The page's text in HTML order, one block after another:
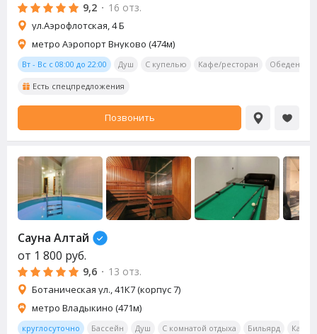
9,2 · 16 отз.
ул.Аэрофлотская, 4 Б
метро Аэропорт Внуково (474м)
Вт - Вс с 08:00 до 22:00 Душ С купелью Кафе/ресторан Обеденная
Есть спецпредложения
Позвонить
Сауна Алтай
от 1 800 руб.
9,6 · 13 отз.
Ботаническая ул., 41К7 (корпус 7)
метро Владыкино (471м)
круглосуточно Бассейн Душ С комнатой отдыха Бильярд